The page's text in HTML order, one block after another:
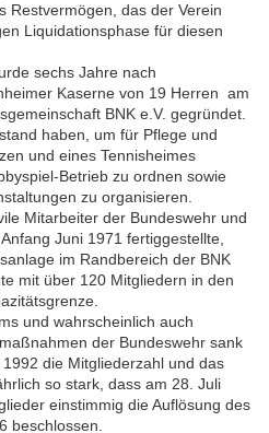
Restvermögen, das der Verein
Liquidationsphase für diesen
sechs Jahre nach
Kaserne von 19 Herren am
BNK e.V. gegründet.
haben, um für Pflege und
und eines Tennisheimes
Betrieb zu ordnen sowie
zu organisieren.
Mitarbeiter der Bundeswehr und
Juni 1971 fertiggestellte,
im Randbereich der BNK
mit über 120 Mitgliedern in den
und wahrscheinlich auch
der Bundeswehr sank
die Mitgliederzahl und das
so stark, dass am 28. Juli
einstimmig die Auflösung des
beschlossen.